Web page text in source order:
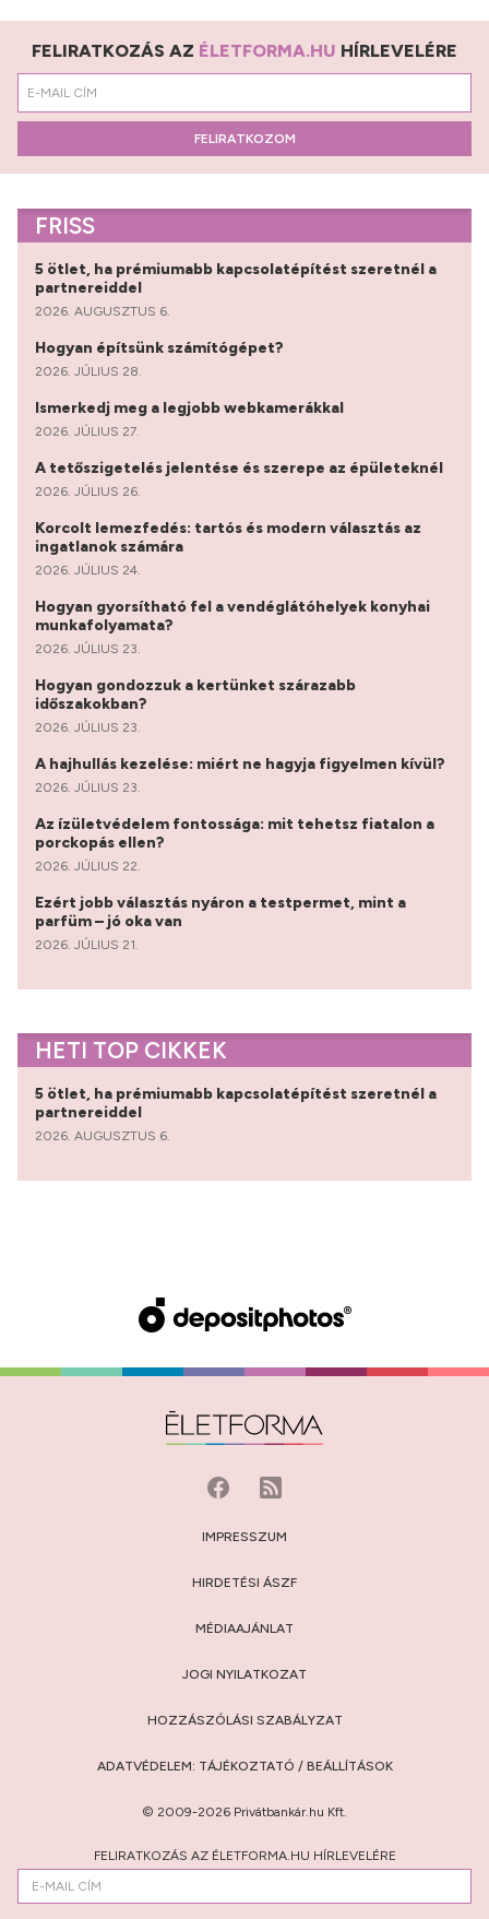
FELIRATKOZÁS AZ ÉLETFORMA.HU HÍRLEVELÉRE
FELIRATKOZOM
FRISS
5 ötlet, ha prémiumabb kapcsolatépítést szeretnél a
partnereiddel
2026. AUGUSZTUS 6.
Hogyan építsünk számítógépet?
2026. JÚLIUS 28.
Ismerkedj meg a legjobb webkamerákkal
2026. JÚLIUS 27.
A tetőszigetelés jelentése és szerepe az épületeknél
2026. JÚLIUS 26.
Korcolt lemezfedés: tartós és modern választás az
ingatlanok számára
2026. JÚLIUS 24.
Hogyan gyorsítható fel a vendéglátóhelyek konyhai
munkafolyamata?
2026. JÚLIUS 23.
Hogyan gondozzuk a kertünket szárazabb
időszakokban?
2026. JÚLIUS 23.
A hajhullás kezelése: miért ne hagyja figyelmen kívül?
2026. JÚLIUS 23.
Az ízületvédelem fontossága: mit tehetsz fiatalon a
porckopás ellen?
2026. JÚLIUS 22.
Ezért jobb választás nyáron a testpermet, mint a
parfüm – jó oka van
2026. JÚLIUS 21.
HETI TOP CIKKEK
5 ötlet, ha prémiumabb kapcsolatépítést szeretnél a
partnereiddel
2026. AUGUSZTUS 6.
IMPRESSZUM
HIRDETÉSI ÁSZF
MÉDIAAJÁNLAT
JOGI NYILATKOZAT
HOZZÁSZÓLÁSI SZABÁLYZAT
ADATVÉDELEM: TÁJÉKOZTATÓ / BEÁLLÍTÁSOK
© 2009-2026 Privátbankár.hu Kft.
FELIRATKOZÁS AZ ÉLETFORMA.HU HÍRLEVELÉRE